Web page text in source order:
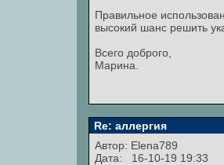
Правильное
высокий шанс решить
Всего доброго,
Марина.
Re: аллергия
Автор: Elena789
Дата: 16-10-19 19:33